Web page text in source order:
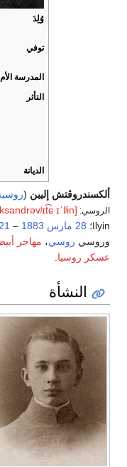
وُلِدَ
توفي
المدرسة الأم
التأثر
الديانة
ألكسندروڤتش إليين (
الروسي: [ɪˈvan ɐlʲɪˈksandrəvʲɪt͡ɕ ɪˈlʲin]
Ilyin؛ 28 مارس 1883
–
21
وروسي روسي، مهاجر
عسكر روسيا.
النشأة